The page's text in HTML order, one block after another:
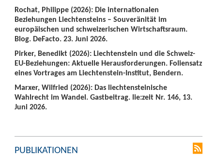
Rochat, Philippe (2026): Die internationalen
Beziehungen Liechtensteins – Souveränität im
europäischen und schweizerischen Wirtschaftsraum.
Blog. DeFacto. 23. Juni 2026.
Pirker, Benedikt (2026): Liechtenstein und die Schweiz-
EU-Beziehungen: Aktuelle Herausforderungen. Foliensatz
eines Vortrages am Liechtenstein-Institut, Bendern.
Marxer, Wilfried (2026): Das liechtensteinische
Wahlrecht im Wandel. Gastbeitrag. lie:zeit Nr. 146, 13.
Juni 2026.
PUBLIKATIONEN